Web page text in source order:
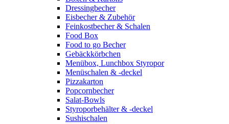
Dressingbecher
Eisbecher & Zubehör
Feinkostbecher & Schalen
Food Box
Food to go Becher
Gebäckkörbchen
Menübox, Lunchbox Styropor
Menüschalen & -deckel
Pizzakarton
Popcornbecher
Salat-Bowls
Styroporbehälter & -deckel
Sushischalen